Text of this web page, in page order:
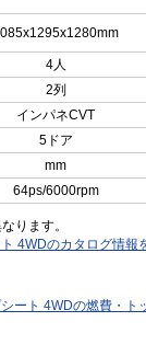
4人
2列
インパネCVT
5ドア
mm
64ps/6000rpm
ります。
4WDのカタログ情報
ート 4WDの燃費・ト